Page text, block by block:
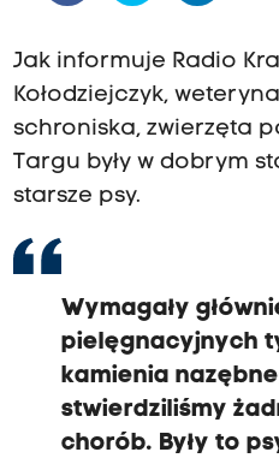
Jak informuje Radio
Kołodziejczyk,
schroniska, zwierzęta
Targu były w dobrym
starsze psy.
Wymagały
pielęgnacyjnych
kamienia
stwierdziliśmy
chorób. Były to